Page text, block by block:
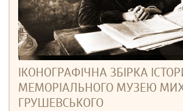
ІКОНОГРАФІЧНА ЗБІРКА
МЕМОРІАЛЬНОГО МУЗЕЮ
ГРУШЕВСЬКОГО